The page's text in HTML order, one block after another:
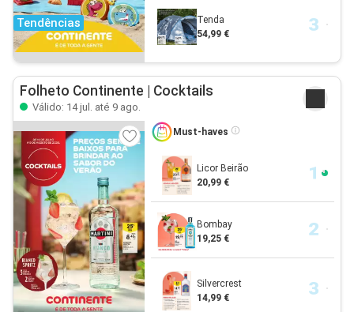
Tendências
Tenda
54,99 €
Folheto Continente | Cocktails
Válido: 14 jul. até 9 ago.
Must-haves
Licor Beirão
20,99 €
Bombay
19,25 €
Silvercrest
14,99 €